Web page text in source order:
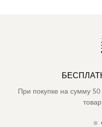
При покупке на сумму